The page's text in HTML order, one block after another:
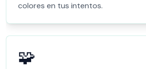
colores en tus intentos.
🧩